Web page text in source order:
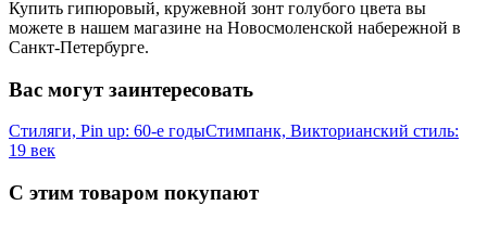
Купить гипюровый, кружевной зонт голубого цвета вы
можете в нашем магазине на Новосмоленской набережной в
Санкт-Петербурге.
Вас могут заинтересовать
Стиляги, Pin up: 60-е годыСтимпанк, Викторианский стиль:
19 век
С этим товаром покупают